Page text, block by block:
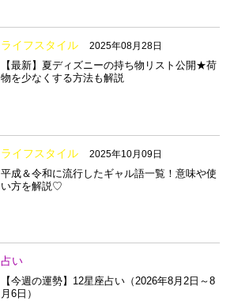
ライフスタイル 2025年08月28日
【最新】夏ディズニーの持ち物リスト公開★荷
物を少なくする方法も解説
ライフスタイル 2025年10月09日
平成＆令和に流行したギャル語一覧！意味や使
い方を解説♡
占い
【今週の運勢】12星座占い（2026年8月2日～8
月6日）